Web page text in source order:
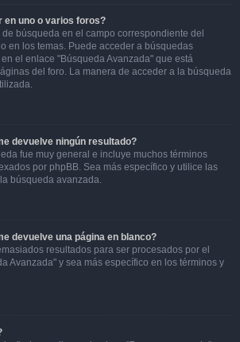
en uno o varios foros?
búsqueda en el campo correspondiente del
en los temas. Puede acceder a búsquedas
el enlace "Búsqueda Avanzada" que está
del foro. La manera de acceder a la búsqueda
devuelve ningún resultado?
fue muy general e incluye muchos términos
por phpBB. Sea más específico y utilice las
búsqueda avanzada.
devuelve una página en blanco?
resultados para ser procesados por el
Avanzada" y sea más específico en los términos y